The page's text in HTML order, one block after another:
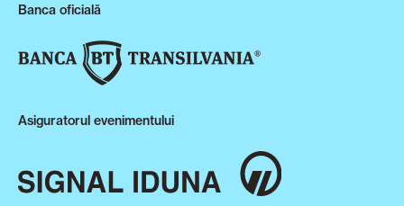
Banca oficială
Asiguratorul evenimentului